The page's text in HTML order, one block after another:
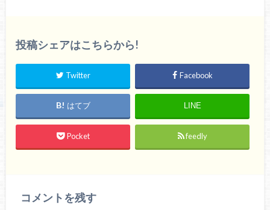
投稿シェアはこちらから!
Twitter Facebook
はてブ LINE
Pocket feedly
コメントを残す